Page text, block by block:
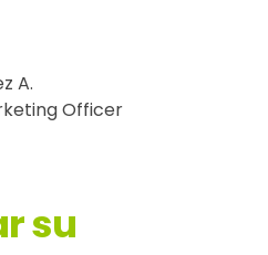
A.
Officer
su